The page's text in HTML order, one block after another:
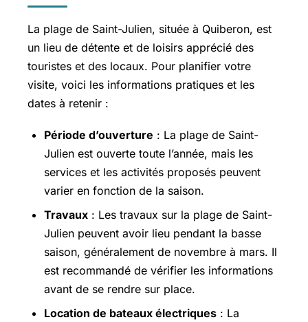
La plage de Saint-Julien, située à Quiberon, est
un lieu de détente et de loisirs apprécié des
touristes et des locaux. Pour planifier votre
visite, voici les informations pratiques et les
dates à retenir :
Période d’ouverture : La plage de Saint-
Julien est ouverte toute l’année, mais les
services et les activités proposés peuvent
varier en fonction de la saison.
Travaux : Les travaux sur la plage de Saint-
Julien peuvent avoir lieu pendant la basse
saison, généralement de novembre à mars. Il
est recommandé de vérifier les informations
avant de se rendre sur place.
Location de bateaux électriques : La